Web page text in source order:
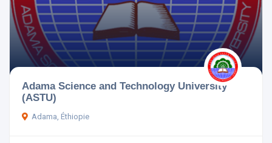
Adama Science and Technology University
(ASTU)
Adama, Éthiopie